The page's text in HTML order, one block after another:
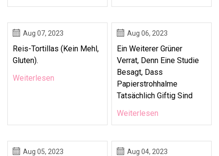
Aug 07, 2023
Reis-Tortillas (kein Mehl,
Gluten).
Weiterlesen
Aug 06, 2023
Ein Weiterer Grüner
Verrat, Denn Eine Studie
Besagt, Dass
Papierstrohhalme
Tatsächlich Giftig Sind
Weiterlesen
Aug 05, 2023 Aug 04, 2023